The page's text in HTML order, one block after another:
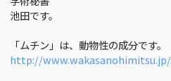
池田です。
「ムチン」は、動物性の成分です。
http://